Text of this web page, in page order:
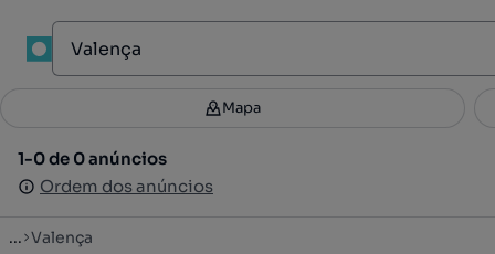
Filtros 3
1-0 de 0 anúncios
Ordem dos anúncios
Mapa
1-0 de 0 anúncios
Ordem dos anúncios
... Valença